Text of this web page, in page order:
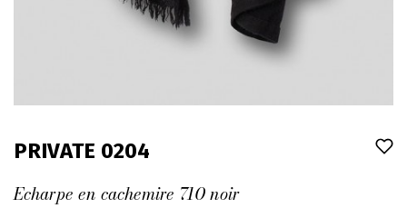
PRIVATE 0204
Echarpe en cachemire 710 noir